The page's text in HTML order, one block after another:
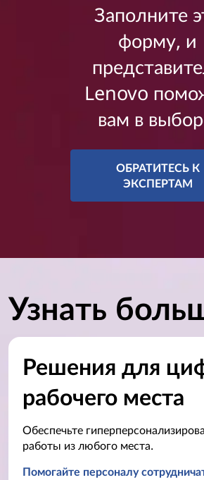
Заполните
форму, и
Lenovo
вам в
ОБРАТИТЕСЬ К
ЭКСПЕРТАМ
Узнать
Решения для
рабочего места
Обеспечьте
работы из любого места.
Помогайте персоналу